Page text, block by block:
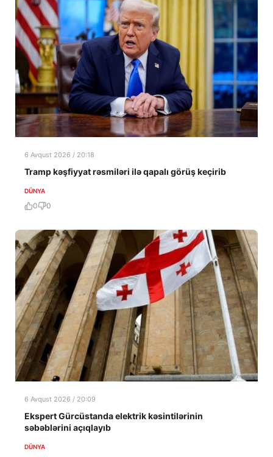
6 Avqust 2026 / 20:18
Tramp kəşfiyyat rəsmiləri ilə qapalı görüş keçirib
DÜNYA
0 0
6 Avqust 2026 / 20:09
Ekspert Gürcüstanda elektrik kəsintilərinin
səbəblərini açıqlayıb
DÜNYA